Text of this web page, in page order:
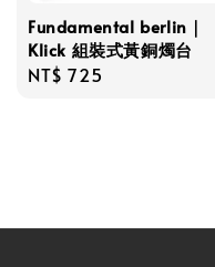
Fundamental berlin｜
Klick 組裝式黃銅燭台
Regular
NT$ 725